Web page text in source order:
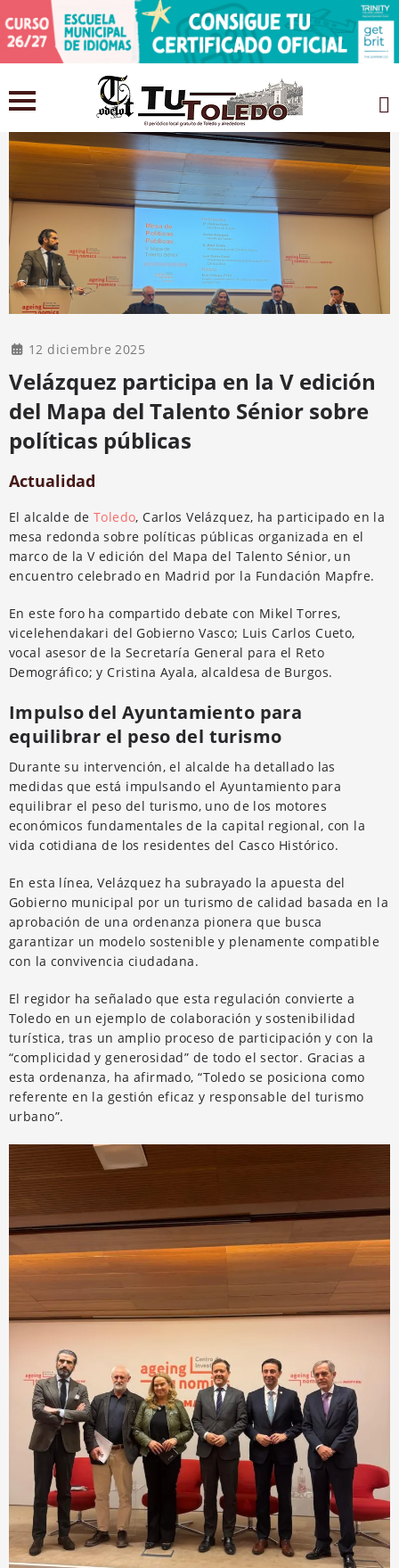
12 diciembre 2025
Velázquez participa en la V edición
del Mapa del Talento Sénior sobre
políticas públicas
Actualidad
El alcalde de Toledo, Carlos Velázquez, ha participado en la
mesa redonda sobre políticas públicas organizada en el
marco de la V edición del Mapa del Talento Sénior, un
encuentro celebrado en Madrid por la Fundación Mapfre.
En este foro ha compartido debate con Mikel Torres,
vicelehendakari del Gobierno Vasco; Luis Carlos Cueto,
vocal asesor de la Secretaría General para el Reto
Demográfico; y Cristina Ayala, alcaldesa de Burgos.
Impulso del Ayuntamiento para
equilibrar el peso del turismo
Durante su intervención, el alcalde ha detallado las
medidas que está impulsando el Ayuntamiento para
equilibrar el peso del turismo, uno de los motores
económicos fundamentales de la capital regional, con la
vida cotidiana de los residentes del Casco Histórico.
En esta línea, Velázquez ha subrayado la apuesta del
Gobierno municipal por un turismo de calidad basada en la
aprobación de una ordenanza pionera que busca
garantizar un modelo sostenible y plenamente compatible
con la convivencia ciudadana.
El regidor ha señalado que esta regulación convierte a
Toledo en un ejemplo de colaboración y sostenibilidad
turística, tras un amplio proceso de participación y con la
“complicidad y generosidad” de todo el sector. Gracias a
esta ordenanza, ha afirmado, “Toledo se posiciona como
referente en la gestión eficaz y responsable del turismo
urbano”.